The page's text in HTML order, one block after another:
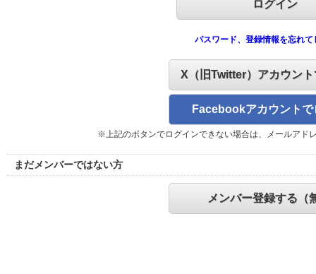
パスワード、登録情報を忘れて
X（旧Twitter）アカウン
Facebookアカウントで
※上記のボタンでログインできない場合は、メールアド
まだメンバーではない方
メンバー登録する（